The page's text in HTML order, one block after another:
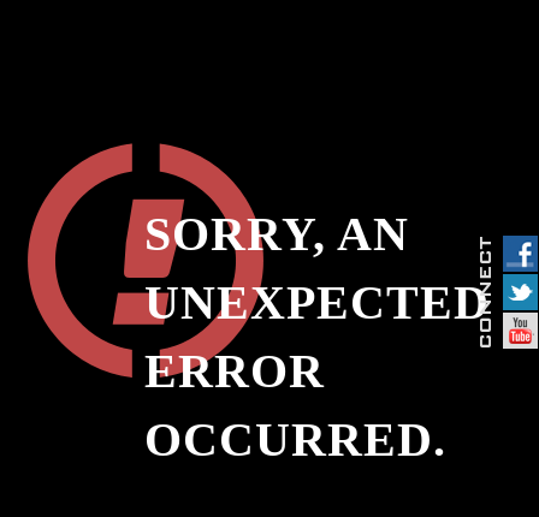
SORRY, AN
UNEXPECTED
ERROR
OCCURRED.